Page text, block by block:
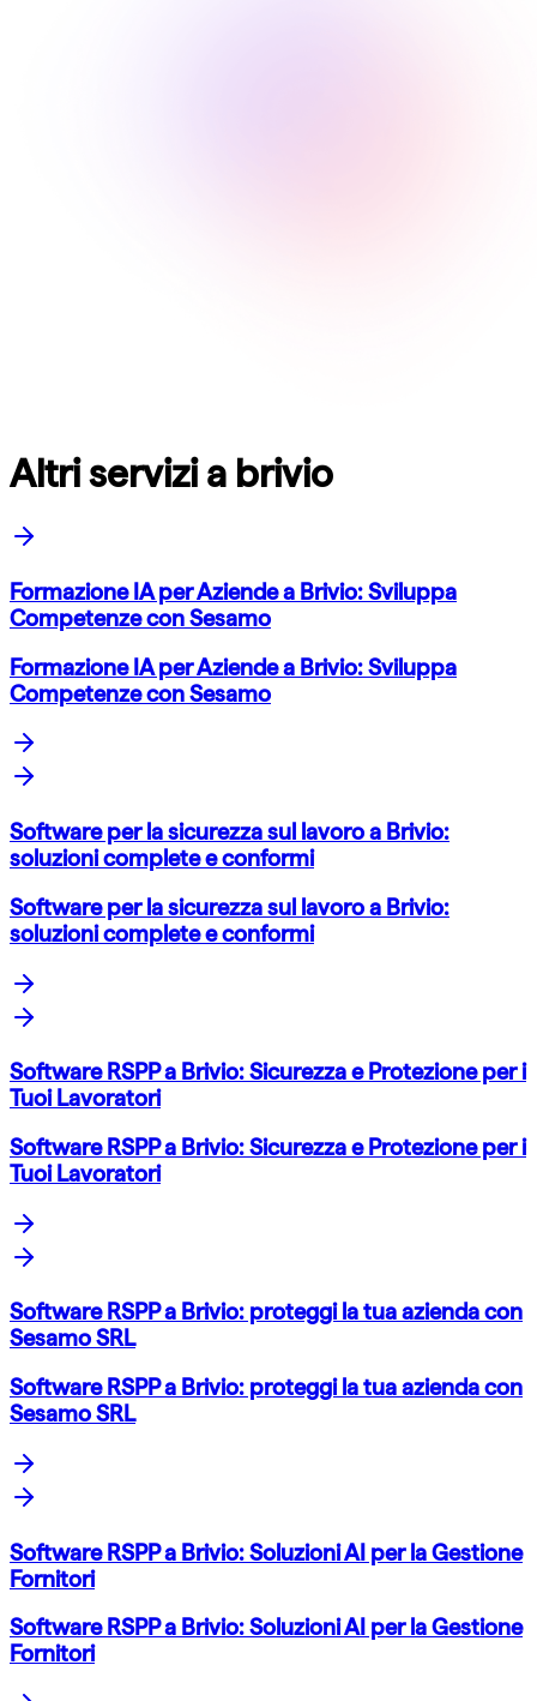
Altri servizi a brivio
Formazione IA per Aziende a Brivio: Sviluppa
Competenze con Sesamo
Formazione IA per Aziende a Brivio: Sviluppa
Competenze con Sesamo
Software per la sicurezza sul lavoro a Brivio:
soluzioni complete e conformi
Software per la sicurezza sul lavoro a Brivio:
soluzioni complete e conformi
Software RSPP a Brivio: Sicurezza e Protezione per i
Tuoi Lavoratori
Software RSPP a Brivio: Sicurezza e Protezione per i
Tuoi Lavoratori
Software RSPP a Brivio: proteggi la tua azienda con
Sesamo SRL
Software RSPP a Brivio: proteggi la tua azienda con
Sesamo SRL
Software RSPP a Brivio: Soluzioni AI per la Gestione
Fornitori
Software RSPP a Brivio: Soluzioni AI per la Gestione
Fornitori